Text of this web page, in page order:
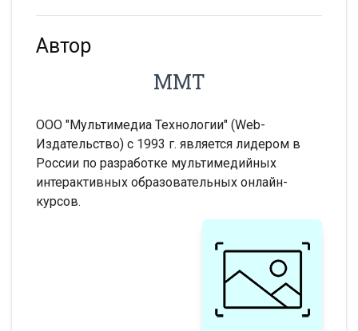
Автор
ММТ
ООО "Мультимедиа Технологии" (Web-
Издательство) с 1993 г. является лидером в
России по разработке мультимедийных
интерактивных образовательных онлайн-
курсов.